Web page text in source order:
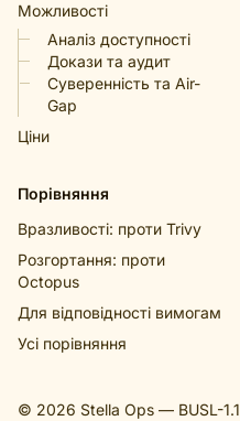
Можливості
Аналіз доступності
Докази та аудит
Суверенність та Air-
Gap
Ціни
Порівняння
Вразливості: проти Trivy
Розгортання: проти
Octopus
Для відповідності вимогам
Усі порівняння
© 2026 Stella Ops — BUSL-1.1